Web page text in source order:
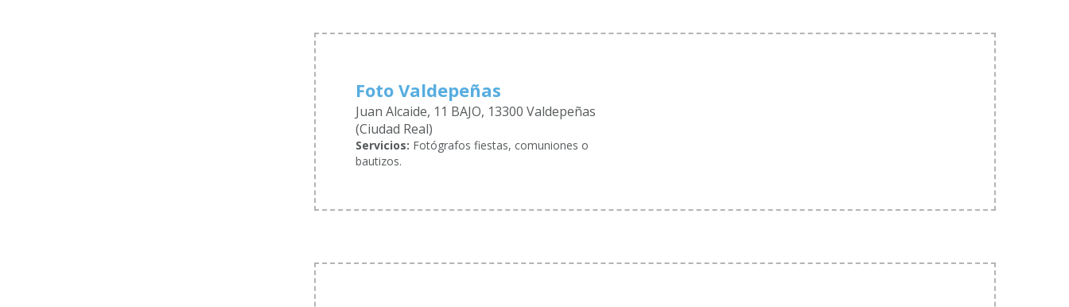
Foto Valdepeñas
Juan Alcaide, 11 BAJO, 13300 Valdepeñas
(Ciudad Real)
Servicios: Fotógrafos fiestas, comuniones o
bautizos.